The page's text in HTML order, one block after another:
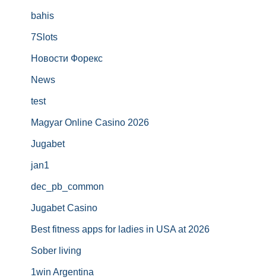
bahis
7Slots
Новости Форекс
News
test
Magyar Online Casino 2026
Jugabet
jan1
dec_pb_common
Jugabet Casino
Best fitness apps for ladies in USA at 2026
Sober living
1win Argentina